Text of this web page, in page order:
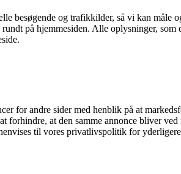
besøgende og trafikkilder, så vi kan
på hjemmesiden. Alle oplysninger,
for andre sider med henblik på at
forhindre, at den samme annonce bliver
til vores privatlivspolitik for